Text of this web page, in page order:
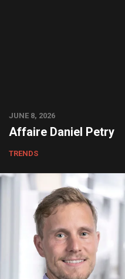
JUNE 8, 2026
Affaire Daniel Petry
TRENDS